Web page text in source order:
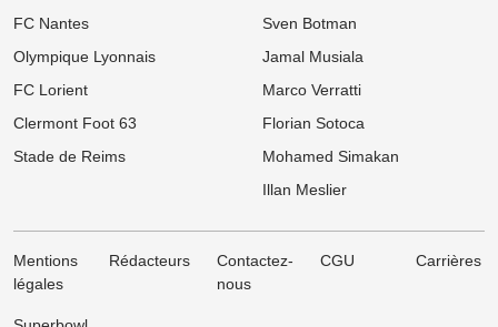
FC Nantes
Olympique Lyonnais
FC Lorient
Clermont Foot 63
Stade de Reims
Sven Botman
Jamal Musiala
Marco Verratti
Florian Sotoca
Mohamed Simakan
Illan Meslier
Mentions
légales
Rédacteurs
Contactez-
nous
CGU Carrières